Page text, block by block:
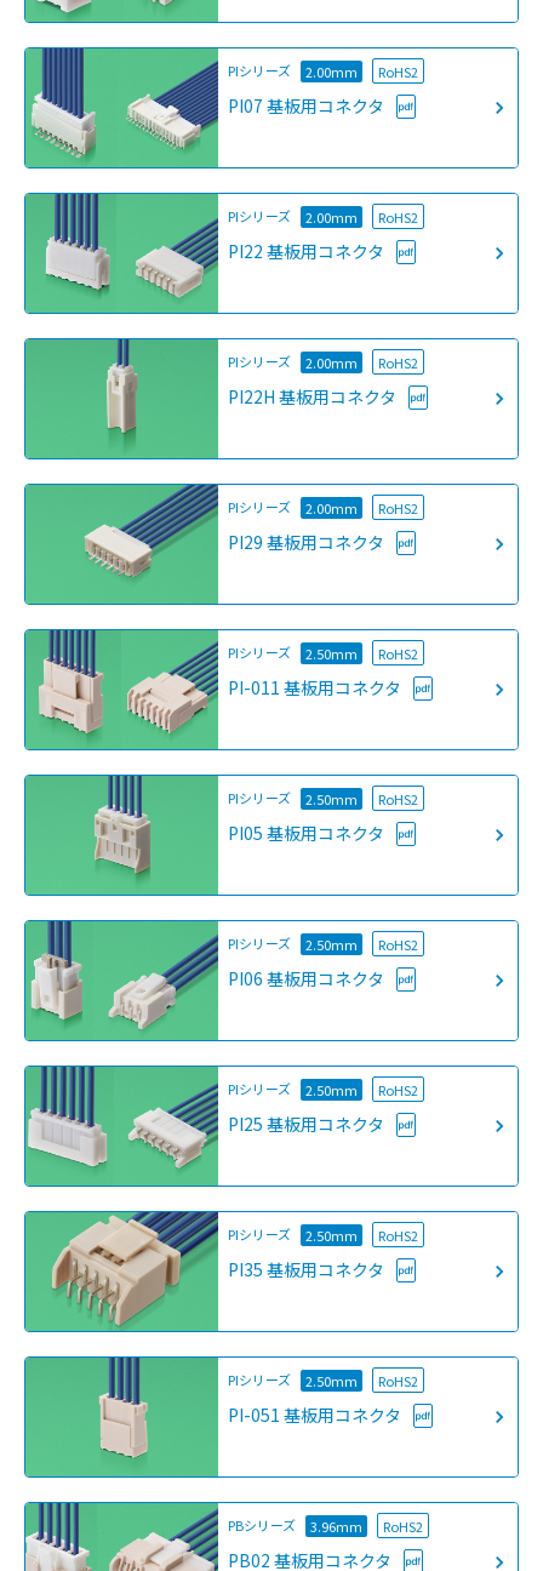
PIシリーズ 2.00mm RoHS2
PI07 基板用コネクタ
PIシリーズ 2.00mm RoHS2
PI22 基板用コネクタ
PIシリーズ 2.00mm RoHS2
PI22H 基板用コネクタ
PIシリーズ 2.00mm RoHS2
PI29 基板用コネクタ
PIシリーズ 2.50mm RoHS2
PI-011 基板用コネクタ
PIシリーズ 2.50mm RoHS2
PI05 基板用コネクタ
PIシリーズ 2.50mm RoHS2
PI06 基板用コネクタ
PIシリーズ 2.50mm RoHS2
PI25 基板用コネクタ
PIシリーズ 2.50mm RoHS2
PI35 基板用コネクタ
PIシリーズ 2.50mm RoHS2
PI-051 基板用コネクタ
PBシリーズ 3.96mm RoHS2
PB02 基板用コネクタ